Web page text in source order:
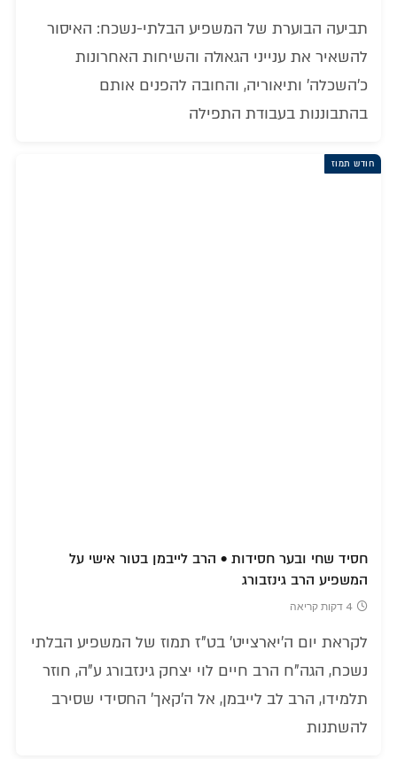
תביעה הבוערת של המשפיע הבלתי-נשכח: האיסור
להשאיר את ענייני הגאולה והשיחות האחרונות
כ'השכלה' ותיאוריה, והחובה להפנים אותם
בהתבוננות בעבודת התפילה
חודש תמוז
חסיד שחי ובער חסידות • הרב לייבמן בטור אישי על
המשפיע הרב גינזבורג
4 דקות קריאה
לקראת יום ה'יארצייט' בט"ז תמוז של המשפיע הבלתי
נשכח, הגה"ח הרב חיים לוי יצחק גינזבורג ע"ה, חוזר
תלמידו, הרב לב לייבמן, אל ה'קאך' החסידי שסירב
להשתנות